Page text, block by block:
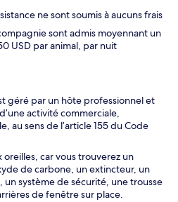
ne sont soumis à aucuns frais
sont admis moyennant un
USD par animal, par nuit
géré par un hôte professionnel et
activité commerciale,
au sens de l’article 155 du Code
oreilles, car vous trouverez un
de carbone, un extincteur, un
système de sécurité, une trousse
de fenêtre sur place.